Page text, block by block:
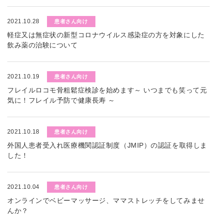
2021.10.28 患者さん向け
軽症又は無症状の新型コロナウイルス感染症の方を対象にした
飲み薬の治験について
2021.10.19 患者さん向け
フレイルロコモ骨粗鬆症検診を始めます～ いつまでも笑って元
気に！フレイル予防で健康長寿 ～
2021.10.18 患者さん向け
外国人患者受入れ医療機関認証制度（JMIP）の認証を取得しま
した！
2021.10.04 患者さん向け
オンラインでベビーマッサージ、ママストレッチをしてみませ
んか？